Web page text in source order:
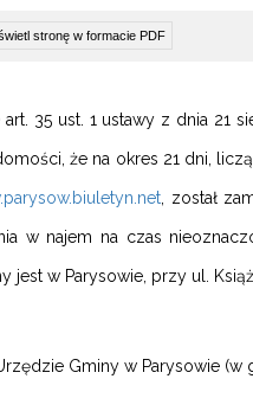
stronę w formacie PDF
35 ust. 1 ustawy z dnia 21
że na okres 21 dni,
, został
w najem na czas
w Parysowie, przy ul.
Gminy w Parysowie (w